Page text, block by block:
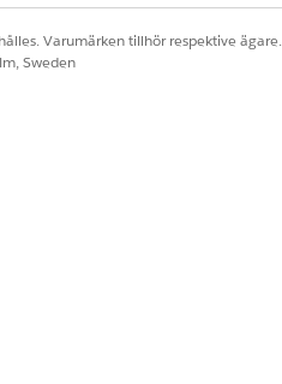
Varumärken tillhör respektive ägare.
Sweden